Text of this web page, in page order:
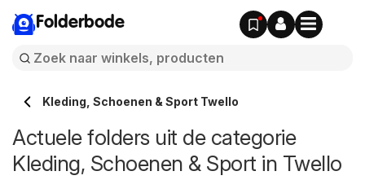
Folderbode
Kleding, Schoenen & Sport Twello
Actuele folders uit de categorie
Kleding, Schoenen & Sport in Twello